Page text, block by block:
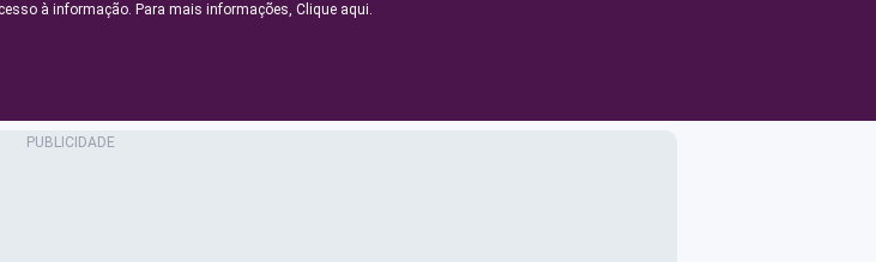
à informação. Para mais informações, Clique aqui.